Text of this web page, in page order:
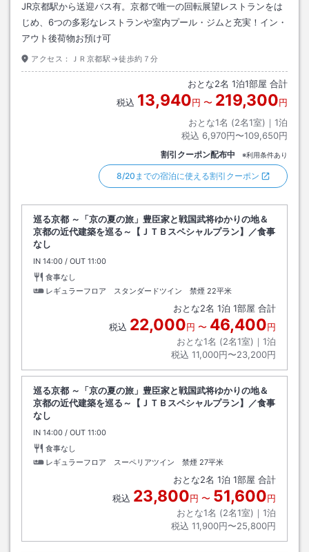
JR京都駅から送迎バス有。京都で唯一の回転展望レストランをは
じめ、6つの多彩なレストランや室内プール・ジムと充実！イン・
アウト後荷物お預け可
アクセス： ＪＲ京都駅→徒歩約７分
おとな2名 1泊1部屋 合計
税込 13,940円 〜 219,300円
おとな1名 (2名1室)｜ 1泊
税込 6,970円〜109,650円
割引クーポン配布中 ※利用条件あり
8/20までの宿泊に使える割引クーポン
巡る京都 ～「京の夏の旅」豊臣家と戦国武将ゆかりの地＆
京都の近代建築を巡る～【ＪＴＢスペシャルプラン】／食事
なし
IN チェックイン
14:00 / OUT チェックアウト
11:00
食事なし
レギュラーフロア スタンダードツイン 禁煙 22平米
おとな2名 1泊 1部屋 合計
税込 22,000円 〜 46,400円
おとな1名 (2名1室)｜ 1泊
税込 11,000円〜23,200円
巡る京都 ～「京の夏の旅」豊臣家と戦国武将ゆかりの地＆
京都の近代建築を巡る～【ＪＴＢスペシャルプラン】／食事
なし
IN チェックイン
14:00 / OUT チェックアウト
11:00
食事なし
レギュラーフロア スーペリアツイン 禁煙 27平米
おとな2名 1泊 1部屋 合計
税込 23,800円 〜 51,600円
おとな1名 (2名1室)｜ 1泊
税込 11,900円〜25,800円